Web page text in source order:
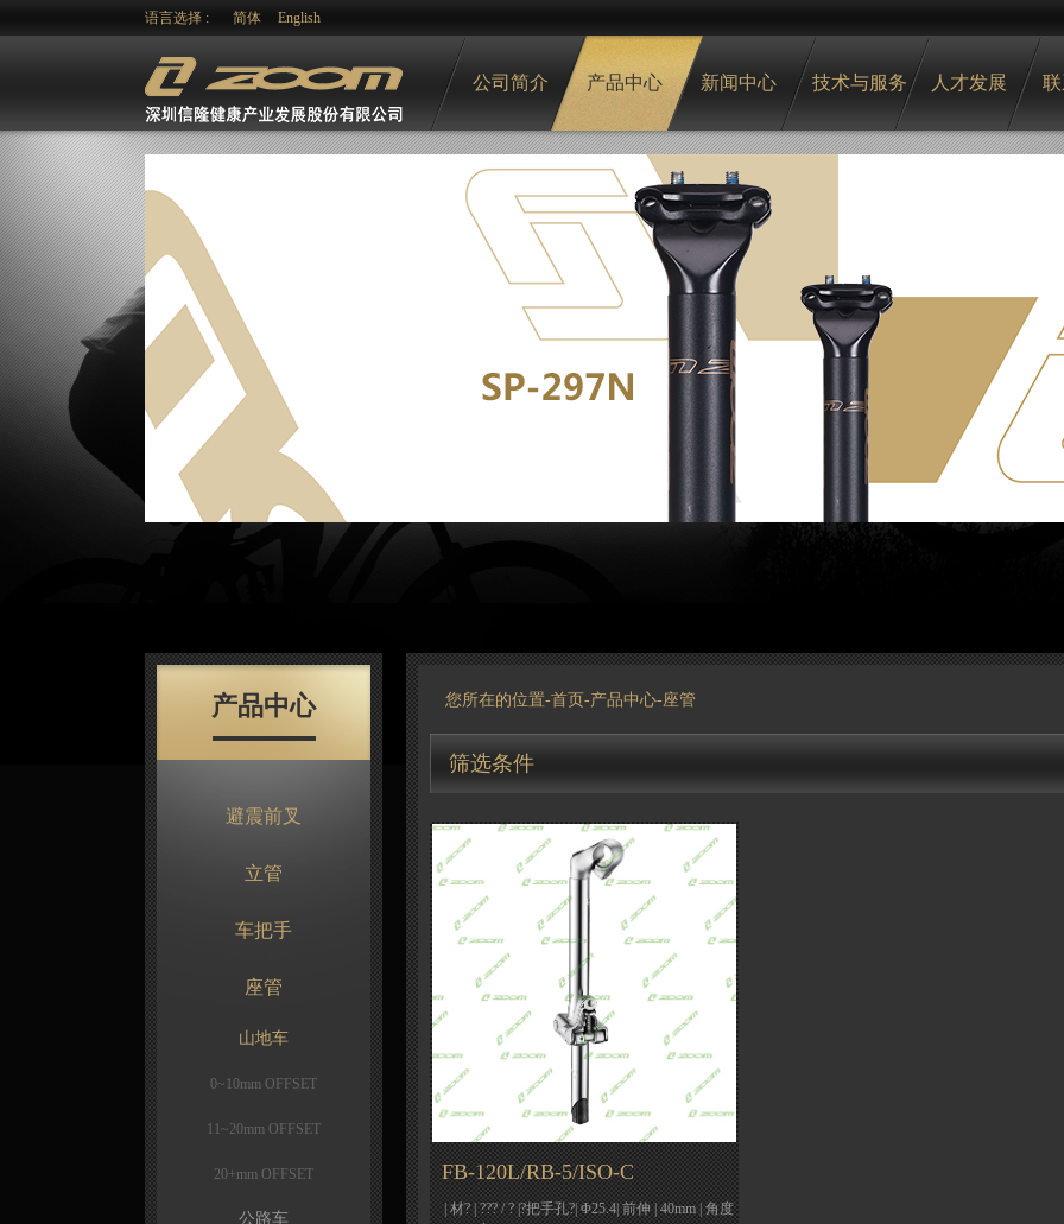
语言选择 : 简体 English
公司简介 产品中心 新闻中心 技术与服务 人才发展
产品中心
避震前叉
立管
车把手
座管
山地车
0~10mm OFFSET
11~20mm OFFSET
20+mm OFFSET
公路车
您所在的位置-首页 -产品中心-座管
筛选条件
FB-120L/RB-5/ISO-C
| 材? | ??? / ? |?把手孔?| Φ25.4| 前伸 | 40mm | 角度